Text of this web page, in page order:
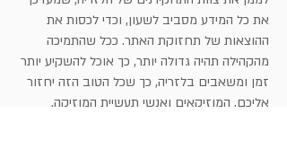
את כל המידע מסביב לשעון, וכדי לכסות את
ההוצאות של תחזוקת האתר. ככל שהתמיכה
מהקהילה תהיה גדולה יותר, כך אוכל להשקיע יותר
זמן ומשאבים בלזריה, כך שכל הטוב הזה יחזור
אליכם, המוזיקאים ואנשי תעשיית המוזיקה.